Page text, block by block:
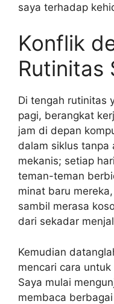
saya terhadap
Konflik
Rutinitas
Di tengah rutinitas
pagi, berangkat
jam di depan
dalam siklus tanpa
mekanis; setiap
teman-teman
minat baru
sambil merasa
dari sekadar
Kemudian
mencari cara
Saya mulai
membaca